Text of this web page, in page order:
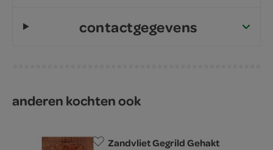
contactgegevens
anderen kochten ook
Zandvliet Gegrild Gehakt